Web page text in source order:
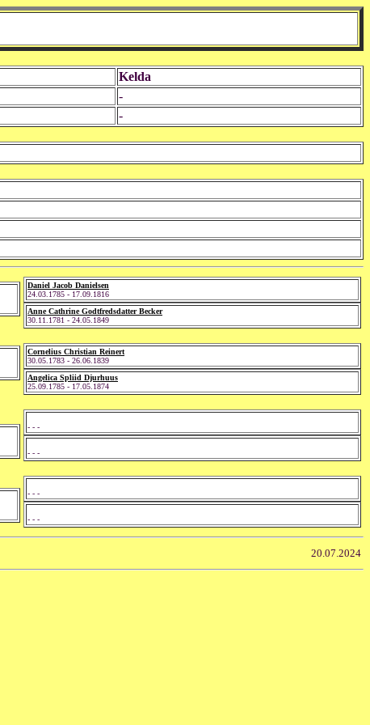
Kelda
-
-
Daniel Jacob Danielsen
24.03.1785 - 17.09.1816
Anne Cathrine Godtfredsdatter Becker
30.11.1781 - 24.05.1849
Cornelius Christian Reinert
30.05.1783 - 26.06.1839
Angelica Spliid Djurhuus
25.09.1785 - 17.05.1874
- - -
- - -
- - -
- - -
20.07.2024